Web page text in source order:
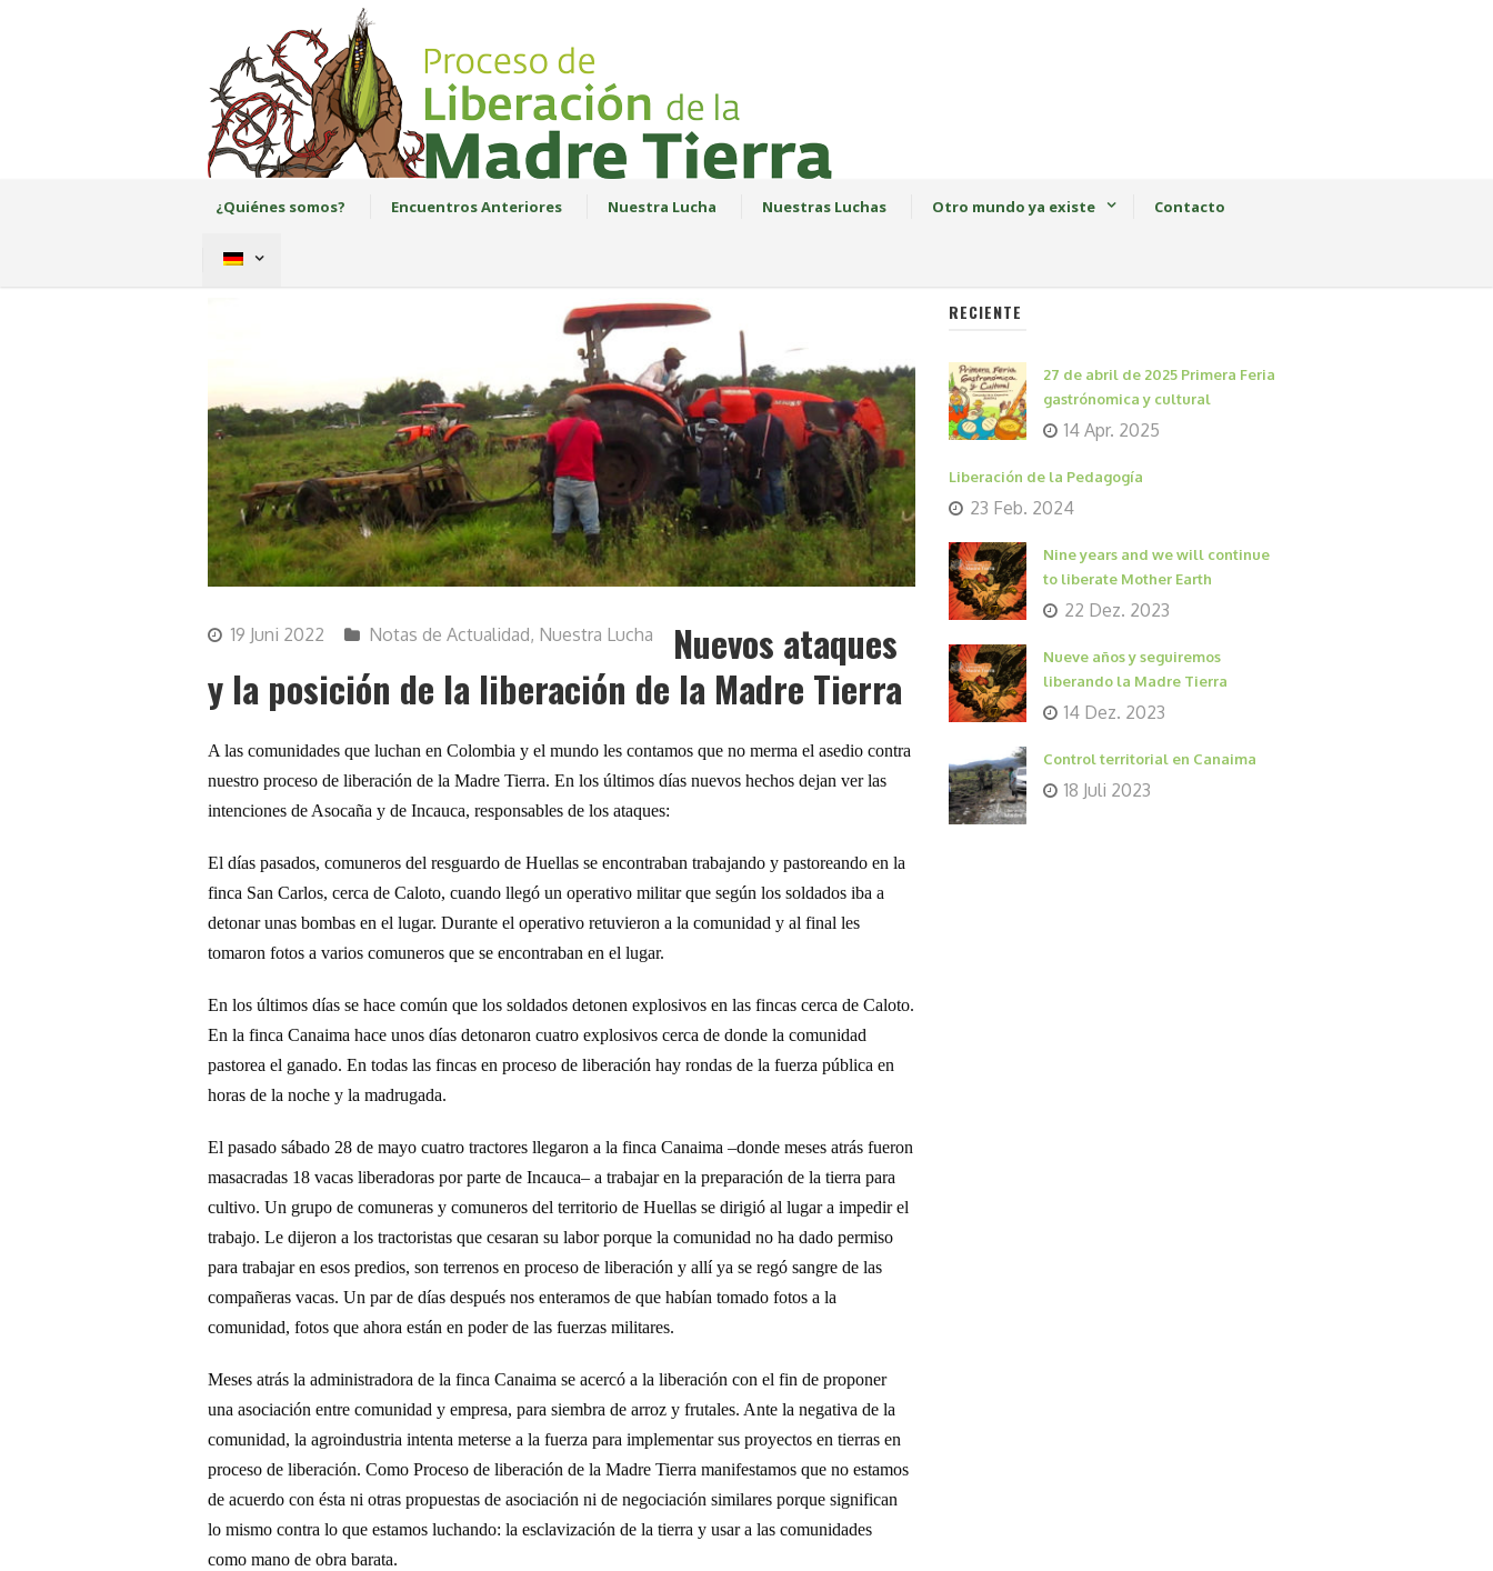
¿Quiénes somos? Encuentros Anteriores Nuestra Lucha Nuestras Luchas Otro mundo ya existe Contacto
19 Juni 2022 Notas de Actualidad, Nuestra Lucha
Nuevos ataques
y la posición de la liberación de la Madre Tierra
A las comunidades que luchan en Colombia y el mundo les contamos que no merma el asedio contra
nuestro proceso de liberación de la Madre Tierra. En los últimos días nuevos hechos dejan ver las
intenciones de Asocaña y de Incauca, responsables de los ataques:
El días pasados, comuneros del resguardo de Huellas se encontraban trabajando y pastoreando en la
finca San Carlos, cerca de Caloto, cuando llegó un operativo militar que según los soldados iba a
detonar unas bombas en el lugar. Durante el operativo retuvieron a la comunidad y al final les
tomaron fotos a varios comuneros que se encontraban en el lugar.
En los últimos días se hace común que los soldados detonen explosivos en las fincas cerca de Caloto.
En la finca Canaima hace unos días detonaron cuatro explosivos cerca de donde la comunidad
pastorea el ganado. En todas las fincas en proceso de liberación hay rondas de la fuerza pública en
horas de la noche y la madrugada.
El pasado sábado 28 de mayo cuatro tractores llegaron a la finca Canaima –donde meses atrás fueron
masacradas 18 vacas liberadoras por parte de Incauca– a trabajar en la preparación de la tierra para
cultivo. Un grupo de comuneras y comuneros del territorio de Huellas se dirigió al lugar a impedir el
trabajo. Le dijeron a los tractoristas que cesaran su labor porque la comunidad no ha dado permiso
para trabajar en esos predios, son terrenos en proceso de liberación y allí ya se regó sangre de las
compañeras vacas. Un par de días después nos enteramos de que habían tomado fotos a la
comunidad, fotos que ahora están en poder de las fuerzas militares.
Meses atrás la administradora de la finca Canaima se acercó a la liberación con el fin de proponer
una asociación entre comunidad y empresa, para siembra de arroz y frutales. Ante la negativa de la
comunidad, la agroindustria intenta meterse a la fuerza para implementar sus proyectos en tierras en
proceso de liberación. Como Proceso de liberación de la Madre Tierra manifestamos que no estamos
de acuerdo con ésta ni otras propuestas de asociación ni de negociación similares porque significan
lo mismo contra lo que estamos luchando: la esclavización de la tierra y usar a las comunidades
como mano de obra barata.
RECIENTE
27 de abril de 2025 Primera Feria
gastrónomica y cultural
14 Apr. 2025
Liberación de la Pedagogía
23 Feb. 2024
Nine years and we will continue
to liberate Mother Earth
22 Dez. 2023
Nueve años y seguiremos
liberando la Madre Tierra
14 Dez. 2023
Control territorial en Canaima
18 Juli 2023